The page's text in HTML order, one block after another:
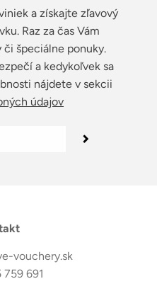
a získajte zľavový
Raz za čas Vám
špeciálne ponuky.
a kedykoľvek sa
nájdete v sekcii
údajov
vouchery.sk
691